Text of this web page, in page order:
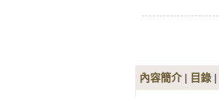
內容簡介| 目錄 |